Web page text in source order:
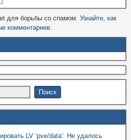
для борьбы со спамом. Узнайте, как
комментариев.
LV ‘pve/data’: Не удалось